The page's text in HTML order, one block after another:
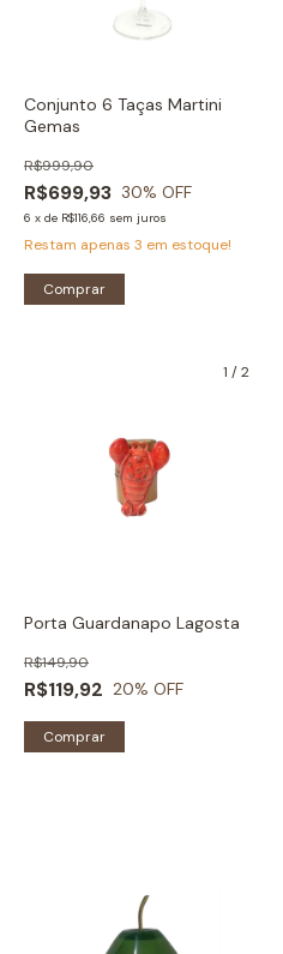
Conjunto 6 Taças Martini
Gemas
R$699,93
R$999,90
30% OFF
6 x de R$116,66 sem juros
Restam apenas 3 em estoque!
Comprar
1 /2
Porta Guardanapo Lagosta
R$119,92
R$149,90
20% OFF
Comprar